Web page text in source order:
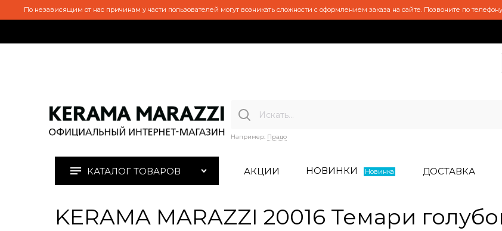
По независящим от нас причинам у части пользователей могут возникать сложности с оформлением заказа на сайте. Позвоните по телефону
Например: Прадо
КАТАЛОГ ТОВАРОВ АКЦИИ НОВИНКИ Новинка ДОСТАВКА
KERAMA MARAZZI 20016 Темари